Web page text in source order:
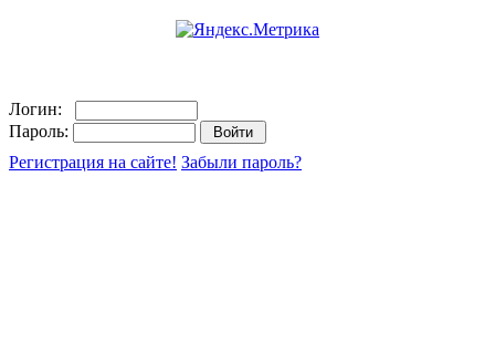
Логин:
Пароль:
Регистрация на сайте! Забыли пароль?